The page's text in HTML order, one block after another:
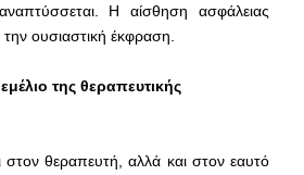
Η αίσθηση ασφάλειας
ουσιαστική έκφραση.
της θεραπευτικής
στον θεραπευτή, αλλά και στον εαυτό